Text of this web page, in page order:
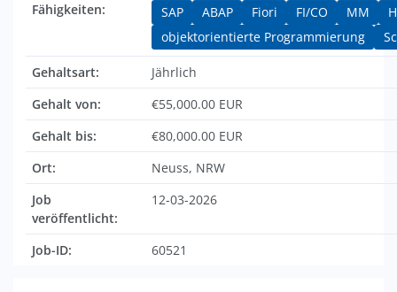
Fähigkeiten: SAP ABAP Fiori FI/CO MM
objektorientierte Programmierung
Gehaltsart:
Jährlich
Gehalt von:
€55,000.00 EUR
Gehalt bis:
€80,000.00 EUR
Ort:
Neuss, NRW
Job
veröffentlicht:
12-03-2026
Job-ID: 60521